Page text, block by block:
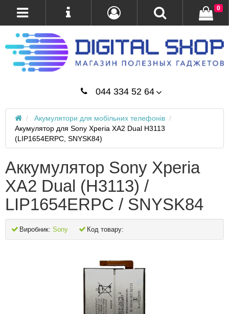
044 334 52 64
0
Акумулятори для мобільних телефонів
Акумулятор для Sony Xperia XA2 Dual H3113
(LIP1654ERPC, SNYSK84)
Аккумулятор Sony Xperia
XA2 Dual (H3113) /
LIP1654ERPC / SNYSK84
Виробник: Sony Код товару: